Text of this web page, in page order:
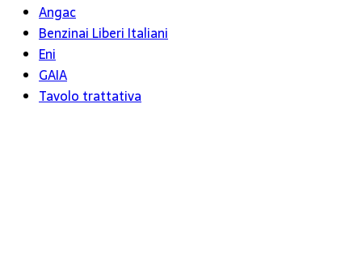
Angac
Benzinai Liberi Italiani
Eni
GAIA
Tavolo trattativa